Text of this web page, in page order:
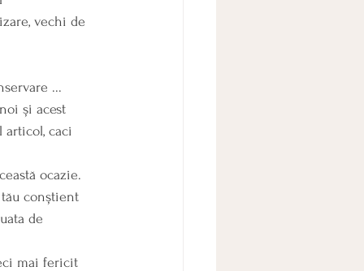
vechi de
...
și acest
caci
tău conștient
de
mai fericit